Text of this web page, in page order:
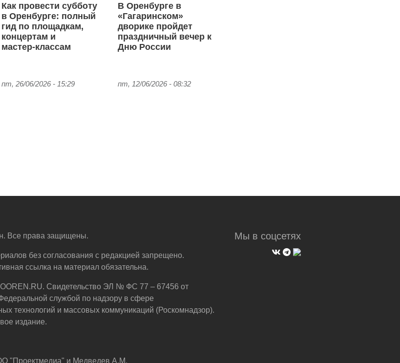
Как провести субботу
в Оренбурге: полный
гид по площадкам,
концертам и
мастер‑классам
пт, 26/06/2026 - 15:29
В Оренбурге в
«Гагаринском»
дворике пройдет
праздничный вечер к
Дню России
пт, 12/06/2026 - 08:32
Мы в соцсетях
Все права защищены.
без согласования с редакцией запрещено.
ссылка на материал обязательна.
Свидетельство ЭЛ № ФС 77 – 67456 от
службой по надзору в сфере
технологий и массовых коммуникаций (Роскомнадзор).
издание.
"Проектмедиа" и Медведев А.М.